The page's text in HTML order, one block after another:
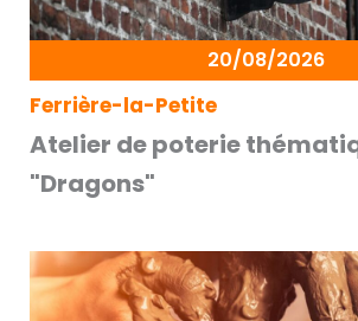
20/08/2026
Ferrière-la-Petite
Atelier de poterie
"Dragons"